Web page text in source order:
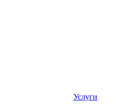
Услуги